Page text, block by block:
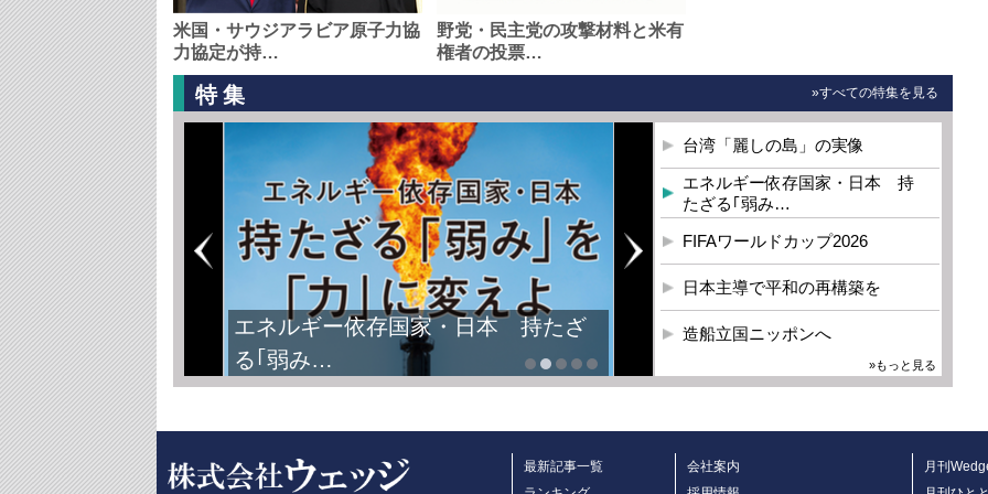
米国・サウジアラビア原子力協
力協定が持…
野党・民主党の攻撃材料と米有
権者の投票…
特集 »すべての特集を見る
エネルギー依存国家・日本 持たざ
る｢弱み…
台湾「麗しの島」の実像
エネルギー依存国家・日本 持
たざる｢弱み…
FIFAワールドカップ2026
日本主導で平和の再構築を
造船立国ニッポンへ
»もっと見る
最新記事一覧
会社案内
月刊